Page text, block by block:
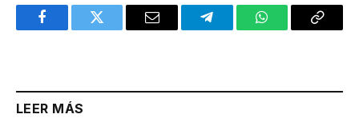
FacebookTwitter Email TelegramWhatsAppCopy
LEER MÁS